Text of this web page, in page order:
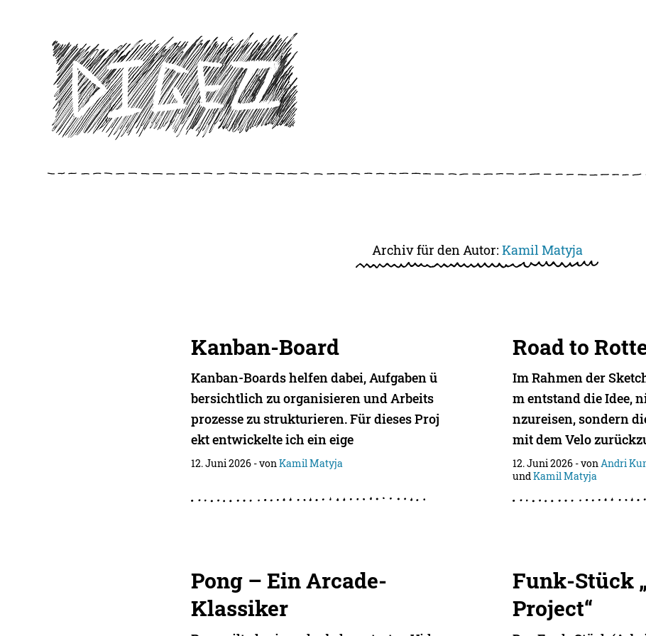
Archiv für den Autor: Kamil Matyja
Kanban-Board
Kanban-Boards helfen dabei, Aufgaben ü
bersichtlich zu organisieren und Arbeits
prozesse zu strukturieren. Für dieses Proj
ekt entwickelte ich ein eige
12. Juni 2026- vonKamil Matyja
Road to
Im Rahmen der
m entstand die Idee,
nzureisen, sondern
mit dem Velo
12. Juni 2026 - vonAndri
undKamil Matyja
Pong – Ein Arcade-
Klassiker
Funk-Stück
Project“